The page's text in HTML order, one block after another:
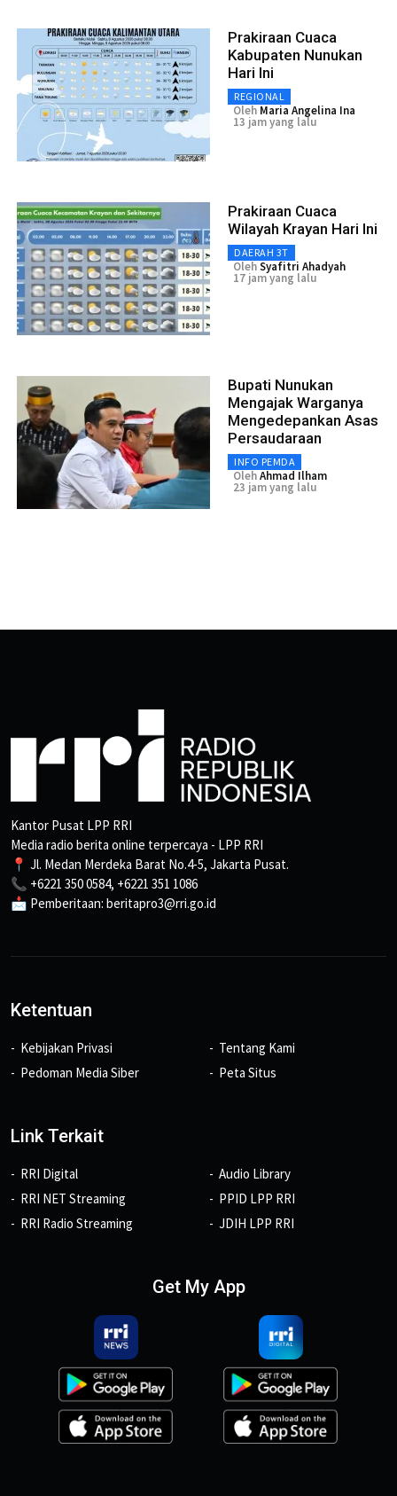
Prakiraan Cuaca
Kabupaten Nunukan
Hari Ini
REGIONAL
Oleh Maria Angelina Ina
13 jam yang lalu
Prakiraan Cuaca
Wilayah Krayan Hari Ini
DAERAH 3T
OlehSyafitri Ahadyah
17 jam yang lalu
Bupati Nunukan
Mengajak Warganya
Mengedepankan Asas
Persaudaraan
INFO PEMDA
OlehAhmad Ilham
23 jam yang lalu
Kantor Pusat LPP RRI
Media radio berita online terpercaya - LPP RRI
📍 Jl. Medan Merdeka Barat No.4-5, Jakarta Pusat.
📞 +6221 350 0584, +6221 351 1086
📩 Pemberitaan: beritapro3@rri.go.id
Ketentuan
Kebijakan Privasi
Pedoman Media Siber
Tentang Kami
Peta Situs
Link Terkait
RRI Digital
RRI NET Streaming
RRI Radio Streaming
Audio Library
PPID LPP RRI
JDIH LPP RRI
Get My App